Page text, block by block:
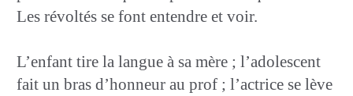
Les révoltés se font entendre et voir.
L’enfant tire la langue à sa mère ; l’adolescent
fait un bras d’honneur au prof ; l’actrice se lève